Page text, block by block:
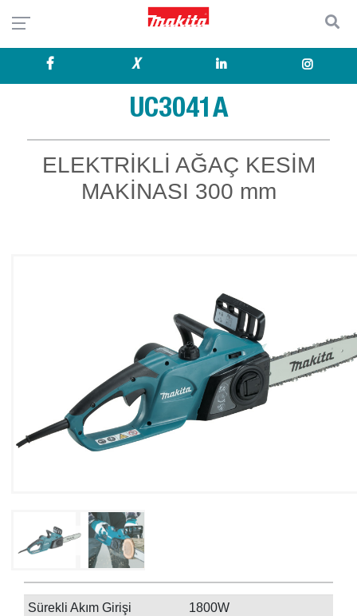
X
UC3041A
ELEKTRİKLİ AĞAÇ KESİM
MAKİNASI 300 mm
Sürekli Akım Girişi
1800W